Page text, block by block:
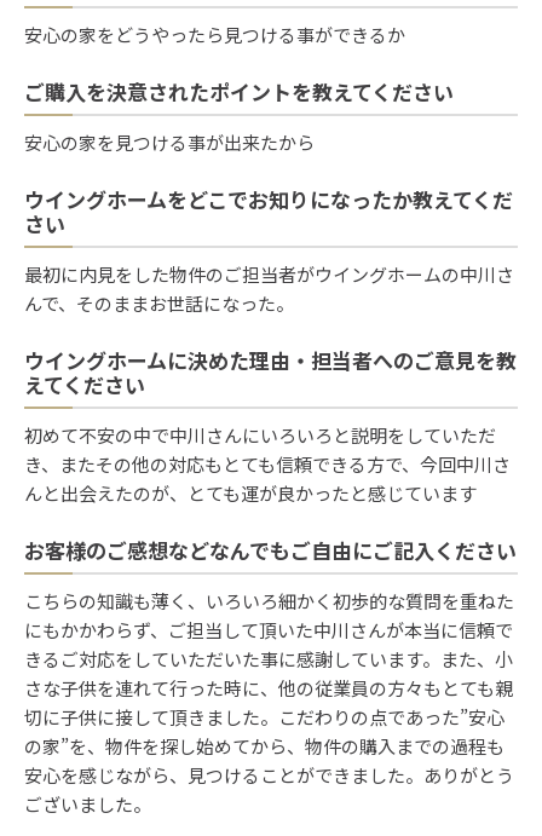
安心の家をどうやったら見つける事ができるか
ご購入を決意されたポイントを教えてください
安心の家を見つける事が出来たから
ウイングホームをどこでお知りになったか教えてくだ
さい
最初に内見をした物件のご担当者がウイングホームの中川さ
んで、そのままお世話になった。
ウイングホームに決めた理由・担当者へのご意見を教
えてください
初めて不安の中で中川さんにいろいろと説明をしていただ
き、またその他の対応もとても信頼できる方で、今回中川さ
んと出会えたのが、とても運が良かったと感じています
お客様のご感想などなんでもご自由にご記入ください
こちらの知識も薄く、いろいろ細かく初歩的な質問を重ねた
にもかかわらず、ご担当して頂いた中川さんが本当に信頼で
きるご対応をしていただいた事に感謝しています。また、小
さな子供を連れて行った時に、他の従業員の方々もとても親
切に子供に接して頂きました。こだわりの点であった”安心
の家”を、物件を探し始めてから、物件の購入までの過程も
安心を感じながら、見つけることができました。ありがとう
ございました。